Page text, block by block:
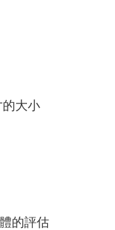
大小
的評估